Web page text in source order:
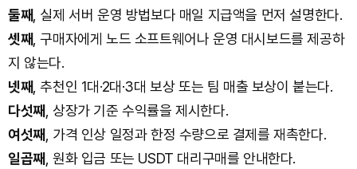
둘째, 실제 서버 운영 방법보다 매일 지급액을 먼저 설명한다.
셋째, 구매자에게 노드 소프트웨어나 운영 대시보드를 제공하
지 않는다.
넷째, 추천인 1대·2대·3대 보상 또는 팀 매출 보상이 붙는다.
다섯째, 상장가 기준 수익률을 제시한다.
여섯째, 가격 인상 일정과 한정 수량으로 결제를 재촉한다.
일곱째, 원화 입금 또는 USDT 대리구매를 안내한다.